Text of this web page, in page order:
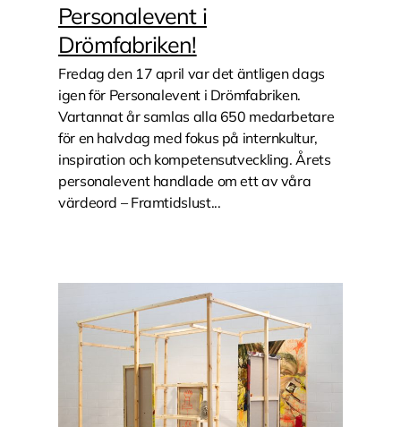
Personalevent i
Drömfabriken!
Fredag den 17 april var det äntligen dags
igen för Personalevent i Drömfabriken.
Vartannat år samlas alla 650 medarbetare
för en halvdag med fokus på internkultur,
inspiration och kompetensutveckling. Årets
personalevent handlade om ett av våra
värdeord – Framtidslust...